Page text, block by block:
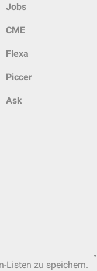
Jobs
CME
Flexa
Piccer
Ask
Listen zu speichern.